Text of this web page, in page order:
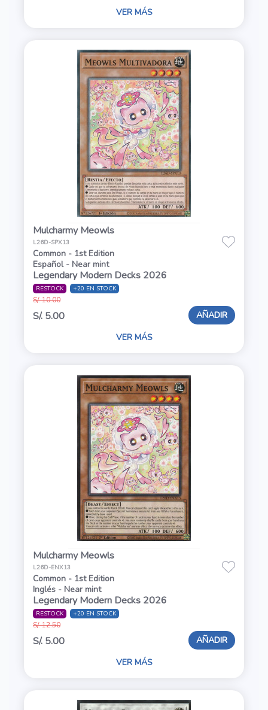
VER MÁS
Mulcharmy Meowls
L26D-SPX13
Common - 1st Edition
Español - Near mint
Legendary Modern Decks 2026
RESTOCK +20 EN STOCK
S/. 10.00
S/. 5.00 AÑADIR
VER MÁS
Mulcharmy Meowls
L26D-ENX13
Common - 1st Edition
Inglés - Near mint
Legendary Modern Decks 2026
RESTOCK +20 EN STOCK
S/. 12.50
S/. 5.00 AÑADIR
VER MÁS